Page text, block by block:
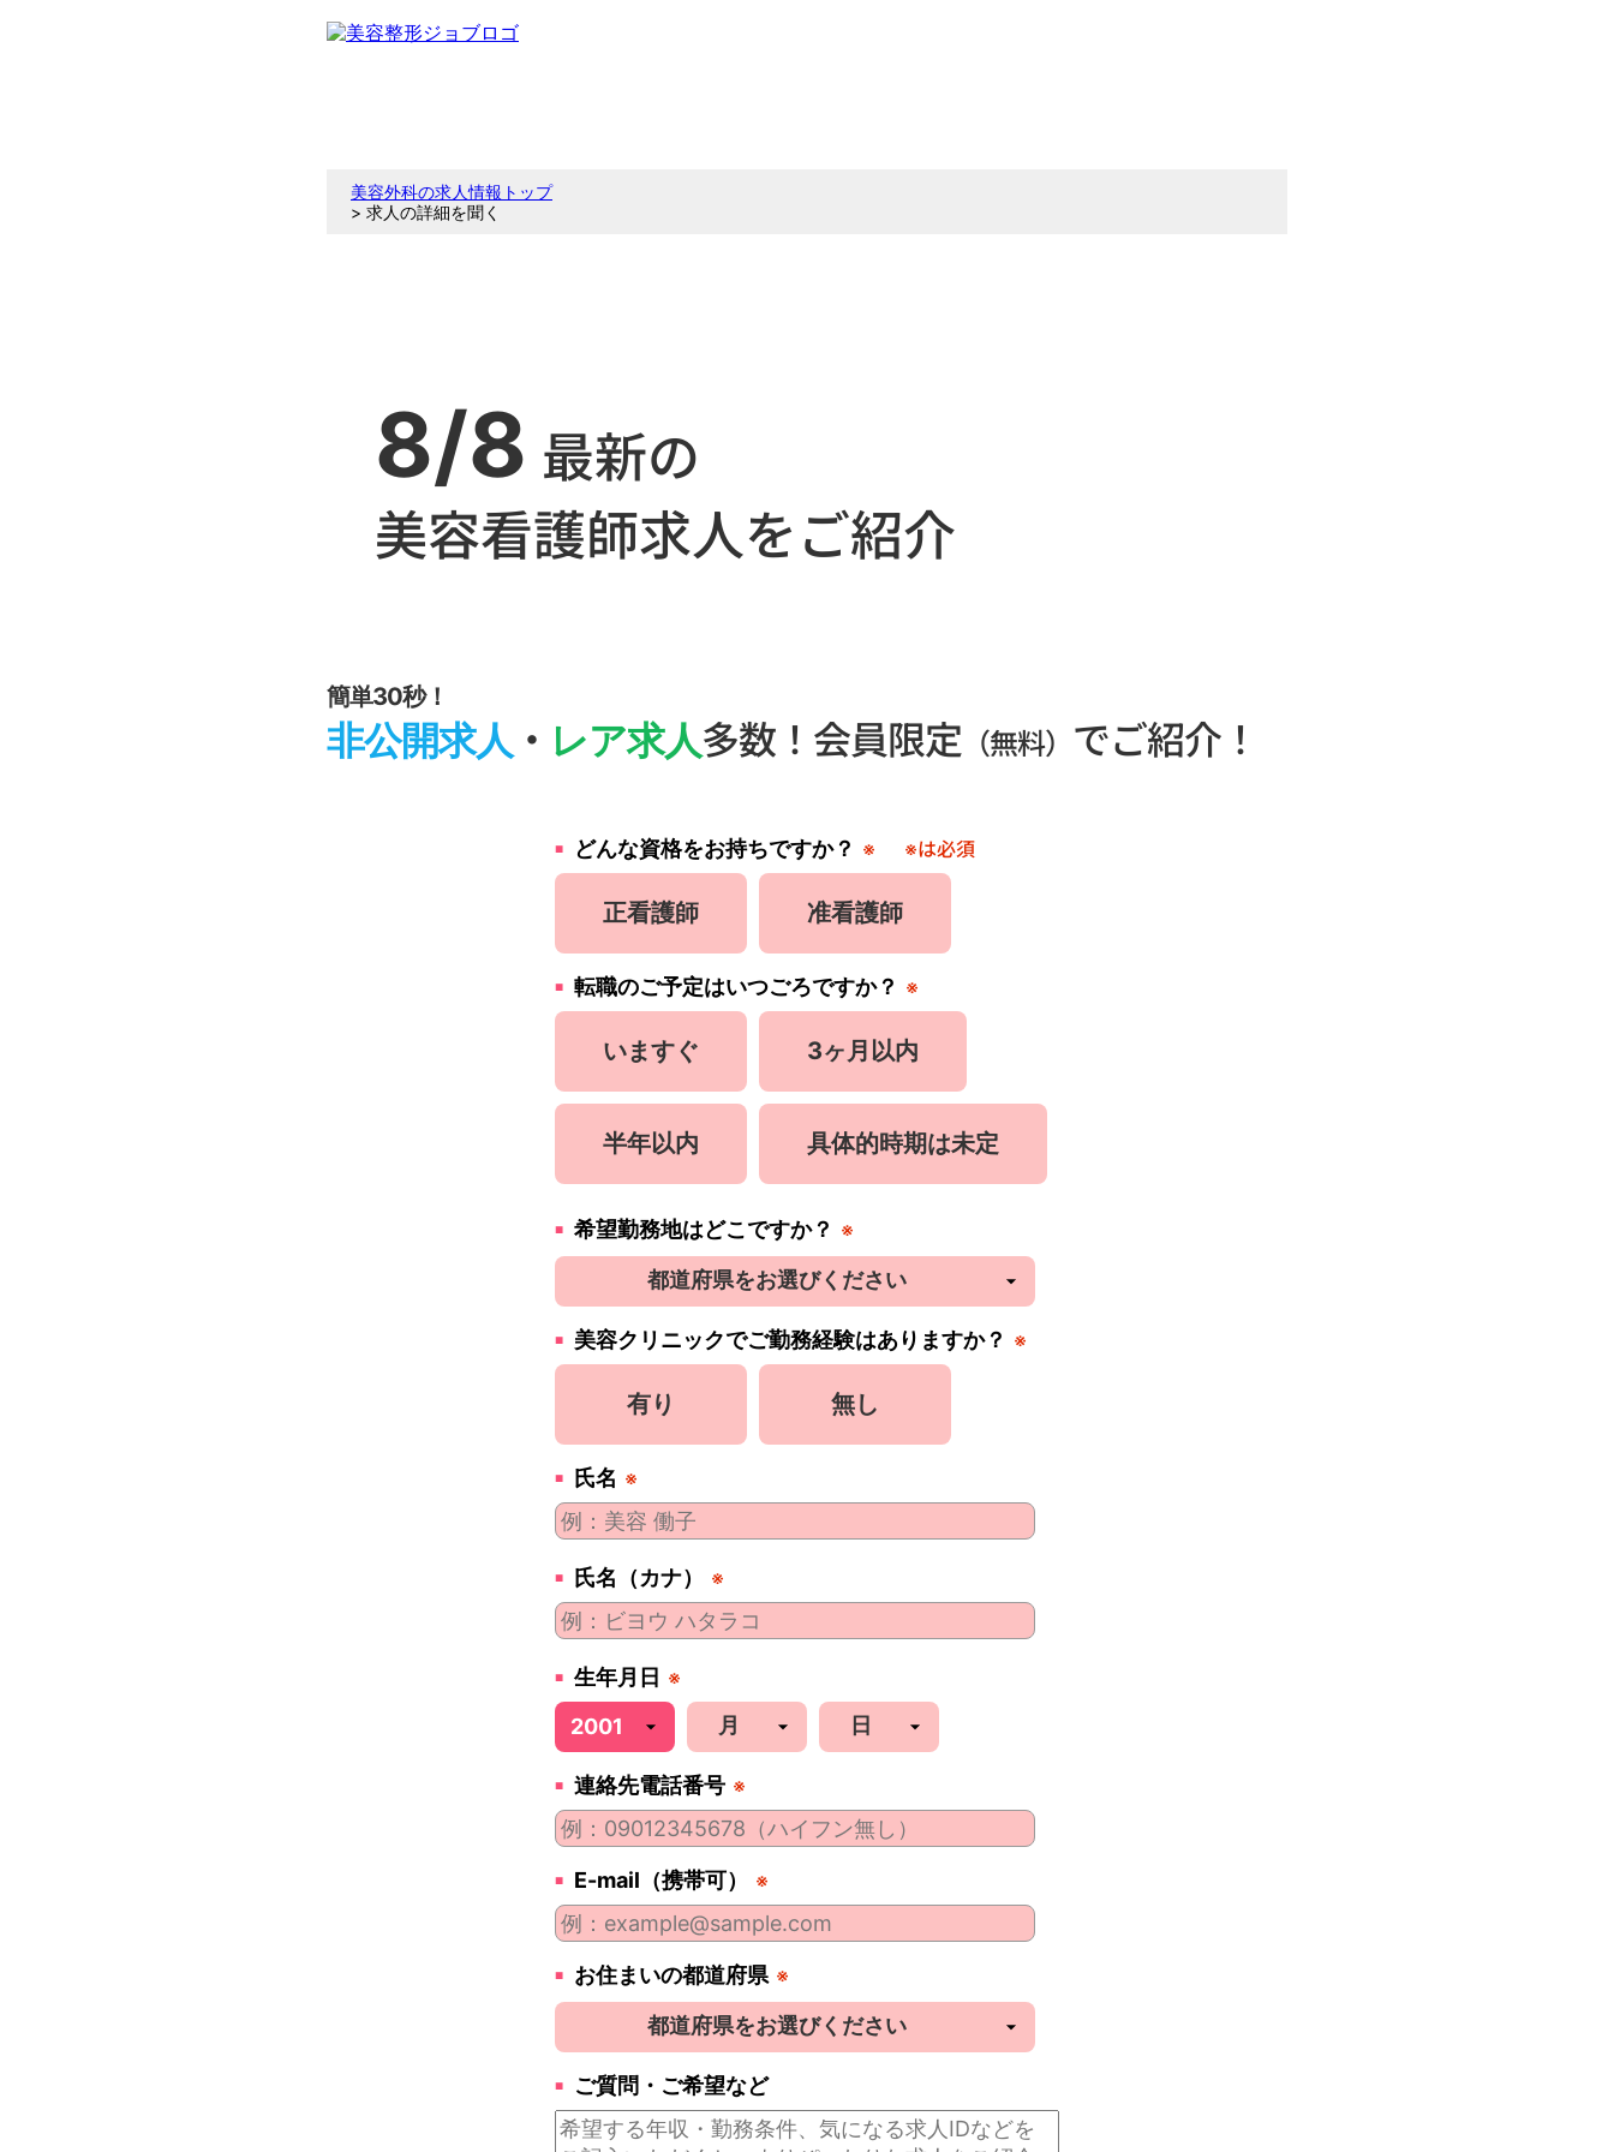
美容外科の求人情報トップ
> 求人の詳細を聞く
8/8 最新の
美容看護師求人をご紹介
簡単30秒！
非公開求人 ・ レア求人多数！会員限定 （無料） でご紹介！
どんな資格をお持ちですか？ ※ ※は必須
正看護師 准看護師
転職のご予定はいつごろですか？ ※
いますぐ 3ヶ月以内
半年以内 具体的時期は未定
希望勤務地はどこですか？ ※
美容クリニックでご勤務経験はありますか？ ※
有り 無し
氏名 ※
氏名（カナ） ※
生年月日 ※
連絡先電話番号 ※
E-mail（携帯可） ※
お住まいの都道府県 ※
ご質問・ご希望など